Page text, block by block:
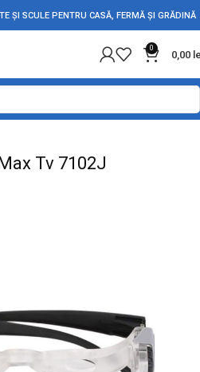
ȘI SCULE PENTRU CASĂ, FERMĂ ȘI GRĂDINĂ
0
0,00
de Marit
Tv 7102J